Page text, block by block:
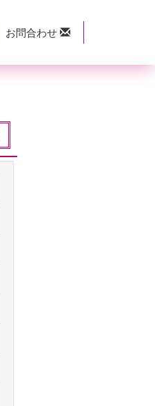
お問合わせ